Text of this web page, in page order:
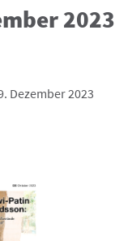
2023
Dezember 2023